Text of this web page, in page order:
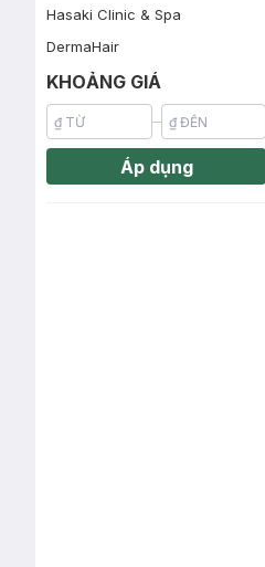
Hasaki Clinic & Spa
DermaHair
KHOẢNG GIÁ
Áp dụng